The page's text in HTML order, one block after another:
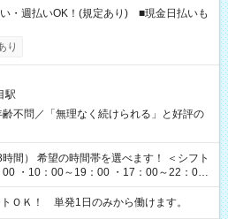
・週払いOK！(規定あり) ■現金日払いも
り
駅
不問／「無理なく続けられる」と好評の
す！ ＜シフト
・10：00～19：00 ・17：00～22：00
22：00～翌6：00 など
トＯＫ！ 単発1日のみから働けます。